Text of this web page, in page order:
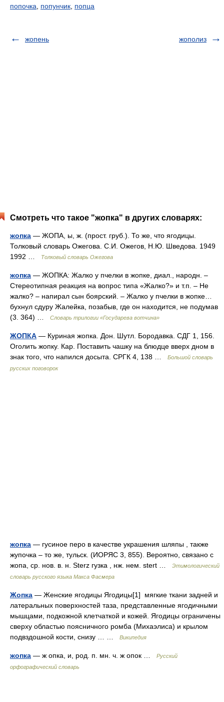
попочка попунчик попца
жопень жополиз
Смотреть что такое "жопка" в других словарях:
жопка — ЖОПА, ы, ж. (прост. груб.). То же, что ягодицы.
Толковый словарь Ожегова. С.И. Ожегов, Н.Ю. Шведова. 1949
1992 …
Толковый словарь Ожегова
жопка — ЖОПКА: Жалко у пчелки в жопке, диал., народн. –
Стереотипная реакция на вопрос типа «Жалко?» и т.п. – Не
жалко? – напирал сын боярский. – Жалко у пчелки в жопке…
бухнул сдуру Жалейка, позабыв, где он находится, не подумав
(3. 364) …
Словарь трилогии «Государева вотчина»
ЖОПКА — Куриная жопка. Дон. Шутл. Бородавка. СДГ 1, 156.
Оголить жопку. Кар. Поставить чашку на блюдце вверх дном в
знак того, что напился досыта. СРГК 4, 138 …
Большой словарь
русских поговорок
жопка — гусиное перо в качестве украшения шляпы , также
жупочка – то же, тульск. (ИОРЯС 3, 855). Вероятно, связано с
жопа, ср. нов. в. н. Sterz гузка , нж. нем. stert …
Этимологический
словарь русского языка Макса Фасмера
Жопка — Женские ягодицы Ягодицы[1] мягкие ткани задней и
латеральных поверхностей таза, представленные ягодичными
мышцами, подкожной клетчаткой и кожей. Ягодицы ограничены
сверху областью поясничного ромба (Михаэлиса) и крылом
подвздошной кости, снизу … …
Википедия
жопка — ж опка, и, род. п. мн. ч. ж опок …
Русский
орфографический словарь